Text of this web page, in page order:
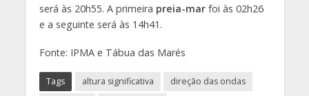
será às 20h55. A primeira preia-marfoi às 02h26
e a seguinte será às 14h41.
Fonte: IPMA e Tábua das Marés
Tags altura significativa
direção das ondas